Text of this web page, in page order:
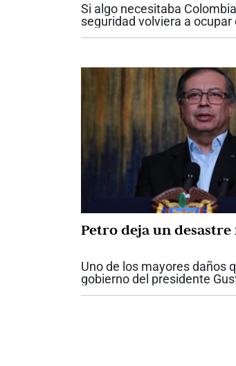
Si algo necesitaba
seguridad volviera a ocupar
Espriella...
Petro deja un
Uno de los mayores daños
gobierno del presidente